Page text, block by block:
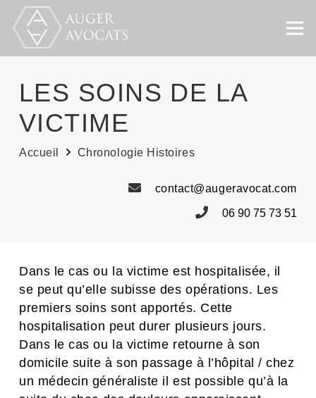
LES SOINS DE LA
VICTIME
Accueil Chronologie Histoires
contact@augeravocat.com
06 90 75 73 51
Dans le cas ou la victime est hospitalisée, il
se peut qu’elle subisse des opérations. Les
premiers soins sont apportés. Cette
hospitalisation peut durer plusieurs jours.
Dans le cas ou la victime retourne à son
domicile suite à son passage à l’hôpital / chez
un médecin généraliste il est possible qu’à la